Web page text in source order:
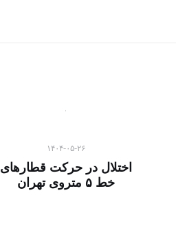
۱۴۰۴-۰۵-۲۶
اختلال در حرکت قطارهای
خط ۵ متروی تهران